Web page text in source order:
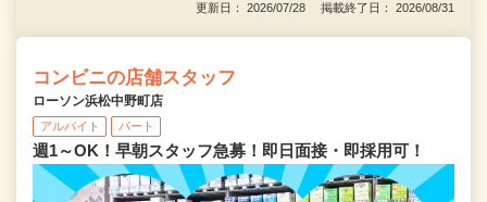
更新日： 2026/07/28 掲載終了日： 2026/08/31
コンビニの店舗スタッフ
ローソン浜松中野町店
アルバイト パート
週1～OK！早朝スタッフ急募！即日面接・即採用可！